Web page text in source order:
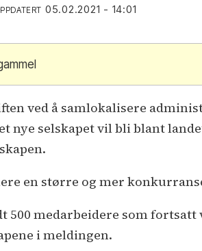
05.02.2021 - 14:01
ved å samlokalisere
nye selskapet vil bli blant
en større og mer
500 medarbeidere som
i meldingen.